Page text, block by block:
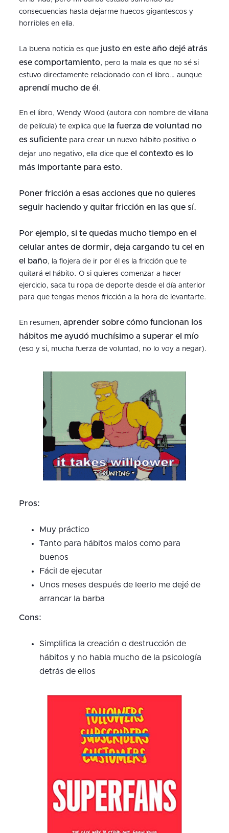
consecuencias hasta dejarme huecos gigantescos y
horribles en ella.
La buena noticia es que justo en este año dejé atrás
ese comportamiento, pero la mala es que no sé si
estuvo directamente relacionado con el libro… aunque
aprendí mucho de él .
En el libro, Wendy Wood (autora con nombre de villana
de película) te explica quela fuerza de voluntad no
es suficientepara crear un nuevo hábito positivo o
dejar uno negativo, ella dice queel contexto es lo
más importante para esto.
Poner fricción a esas acciones que no quieres
seguir haciendo y quitar fricción en las que sí.
Por ejemplo, si te quedas mucho tiempo en el
celular antes de dormir, deja cargando tu cel en
el baño, la flojera de ir por él es la fricción que te
quitará el hábito. O si quieres comenzar a hacer
ejercicio, saca tu ropa de deporte desde el día anterior
para que tengas menos fricción a la hora de levantarte.
En resumen, aprender sobre cómo funcionan los
hábitos me ayudó muchísimo a superar el mío
(eso y si, mucha fuerza de voluntad, no lo voy a negar).
Pros:
Muy práctico
Tanto para hábitos malos como para
buenos
Fácil de ejecutar
Unos meses después de leerlo me dejé de
arrancar la barba
Cons:
Simplifica la creación o destrucción de
hábitos y no habla mucho de la psicología
detrás de ellos